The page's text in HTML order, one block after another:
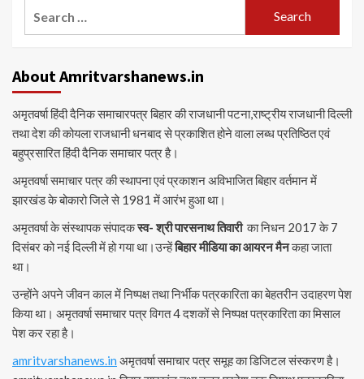
About Amritvarshanews.in
अमृतवर्षा हिंदी दैनिक समाचारपत्र बिहार की राजधानी पटना,राष्ट्रीय राजधानी दिल्ली
तथा देश की कोयला राजधानी धनबाद से प्रकाशित होने वाला लब्ध प्रतिष्ठित एवं
बहुप्रसारित हिंदी दैनिक समाचार पत्र है।
अमृतवर्षा समाचार पत्र की स्थापना एवं प्रकाशन अविभाजित बिहार वर्तमान में
झारखंड के बोकारो जिले से 1981 में आरंभ हुआ था।
अमृतवर्षा के संस्थापक संपादकस्व- श्री पारसनाथ तिवारीका निधन 2017 के 7
दिसंबर को नई दिल्ली में हो गया था।उन्हेंबिहार मीडिया का आयरन मैनकहा जाता
था।
उन्होंने अपने जीवन काल में निष्पक्ष तथा निर्भीक पत्रकारिता का बेहतरीन उदाहरण पेश
किया था। अमृतवर्षा समाचार पत्र विगत 4 दशकों से निष्पक्ष पत्रकारिता का मिसाल
पेश कर रहा है।
amritvarshanews.in अमृतवर्षा समाचार पत्र समूह का डिजिटल संस्करण है।